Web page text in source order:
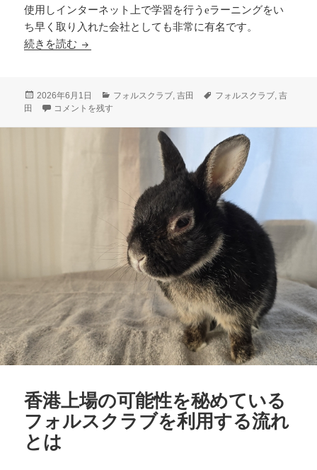
使用しインターネット上で学習を行うeラーニングをい
ち早く取り入れた会社としても非常に有名です。
続きを読む 吉田おすすめのフォルスクラブで学べる学習サー
投
稿
2026年6月1日
カ
フォルスクラブ,吉田
タ
フォルスクラブ,吉
田
吉田おすすめのフォルスクラブで学べる学習サービス に
コメントを残す
香港上場の可能性を秘めている
フォルスクラブを利用する流れ
とは